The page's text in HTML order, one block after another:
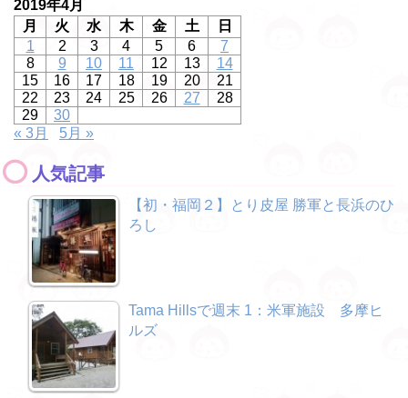
2019年4月
月
火 水 木 金 土
日
1
2 3 4 5 6
7
8
9 10 11 12 13
14
15
16 17 18 19 20
21
22
23 24 25 26 27
28
29
30
« 3月
5月 »
人気記事
【初・福岡２】とり皮屋 勝軍と長浜のひ
ろし
Tama Hillsで週末 1：米軍施設 多摩ヒ
ルズ